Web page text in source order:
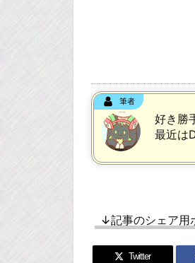
筆者
好き勝
最近は
↓記事のシェア用
Twitter